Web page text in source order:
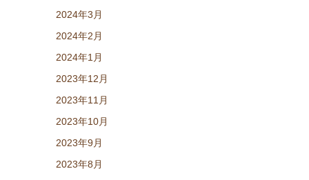
2024年3月
2024年2月
2024年1月
2023年12月
2023年11月
2023年10月
2023年9月
2023年8月